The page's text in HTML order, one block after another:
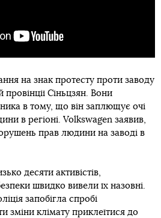
на знак протесту проти заводу
провінції Сіньцзян. Вони
в тому, що він заплющує очі
в регіоні. Volkswagen заявив,
прав людини на заводі в
десяти активістів,
швидко вивели їх назовні.
запобігла спробі
зміни клімату приклеїтися до